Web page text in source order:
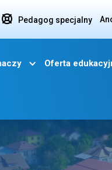
 Pedagog specjalny
Oferta